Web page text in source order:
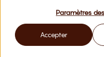
Paramètres
Accepter